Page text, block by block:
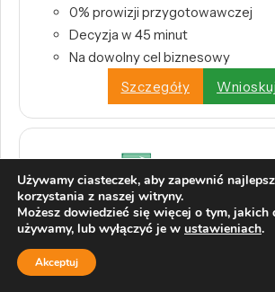
0% prowizji przygotowawczej
Decyzja w 45 minut
Na dowolny cel biznesowy
Szczegóły
Kredyt konsolidacyjny | Bank
Jedna rata zamiast wielu
Kwota od 1000 zł do 230 000 zł
0% prowizji
Używamy ciasteczek, aby zapewnić
korzystania z naszej witryny.
Możesz dowiedzieć się więcej o tym, jakich
używamy, lub wyłączyć je w ustawieniach.
Akceptuj